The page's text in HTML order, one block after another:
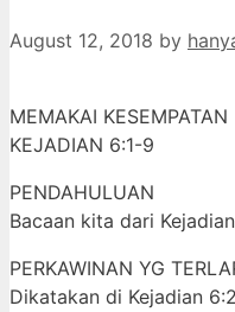
August 12, 2018 by
MEMAKAI KESEMPATAN
KEJADIAN 6:1-9
PENDAHULUAN
Bacaan kita dari
PERKAWINAN YG
Dikatakan di Kejadian